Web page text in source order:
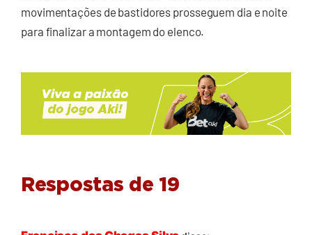
movimentações de bastidores prosseguem dia e noite
para finalizar a montagem do elenco.
Respostas de 19